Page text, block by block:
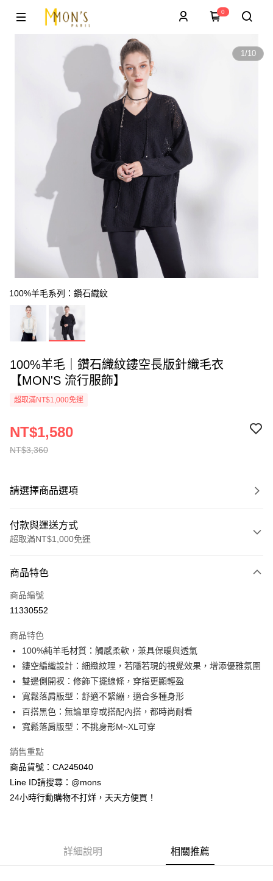
0
1/10
100%羊毛系列：鑽石織紋
100%羊毛｜鑽石織紋鏤空長版針織毛衣
【MON'S 流行服飾】
超取滿NT$1,000免運
NT$3,360
NT$1,580
請選擇商品選項
付款與運送方式
超取滿NT$1,000免運
信用卡一次付款
信用卡分期付款
合作金庫商業銀行
華南商業銀行
彰化商業銀行
上海商業儲蓄銀行
台北富邦商業銀行
國泰世華商業銀行
兆豐國際商業銀行
臺灣中小企業銀行
台中商業銀行
匯豐（台灣）商業銀行
華泰商業銀行
聯邦商業銀行
遠東國際商業銀行
元大商業銀行
永豐商業銀行
台新國際商業銀行
台灣樂天信用卡公司
6 期 0 利率 每期
華南商業銀行
彰化商業銀行
上海商業儲蓄銀行
台北富邦商業銀行
國泰世華商業銀行
兆豐國際商業銀行
臺灣中小企業銀行
台中商業銀行
匯豐（台灣）商業銀行
華泰商業銀行
元大商業銀行
玉山商業銀行
台灣樂天信用卡公司
超商取貨付款
LINE Pay
Apple Pay
街口支付
悠遊付
AFTEE先享後付
商品特色
商品編號
11330552
商品特色
100%純羊毛材質：觸感柔軟，兼具保暖與透氣
鏤空編織設計：細緻紋理，若隱若現的視覺效果，增添優雅氛圍
雙邊側開衩：修飾下擺線條，穿搭更顯輕盈
寬鬆落肩版型：舒適不緊繃，適合多種身形
百搭黑色：無論單穿或搭配內搭，都時尚耐看
寬鬆落肩版型：不挑身形M~XL可穿
銷售重點
商品貨號：CA245040
Line ID請搜尋：@mons
24小時行動購物不打烊，天天方便買！
詳細說明 相關推薦